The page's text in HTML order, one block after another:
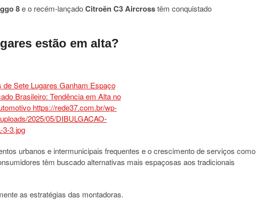
8e o recém-lançadoCitroën C3 Aircrosstêm conquistado
estão em alta?
urbanos e intermunicipais frequentes e o crescimento de serviços como
têm buscado alternativas mais espaçosas aos tradicionais
as estratégias das montadoras.